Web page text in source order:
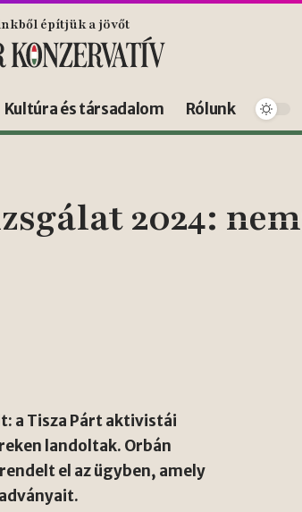
építjük a jövőt
Kultúra és társadalom Rólunk
2024:
a Tisza Párt aktivistái
landoltak. Orbán
el az ügyben, amely